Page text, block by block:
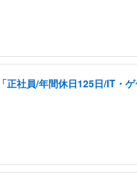
社員/年間休日125日/IT・